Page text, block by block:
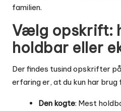
familien.
Vælg opskrift:
holdbar eller
Der findes tusind opskrifter
erfaring er, at du kun har
Den kogte: Mest